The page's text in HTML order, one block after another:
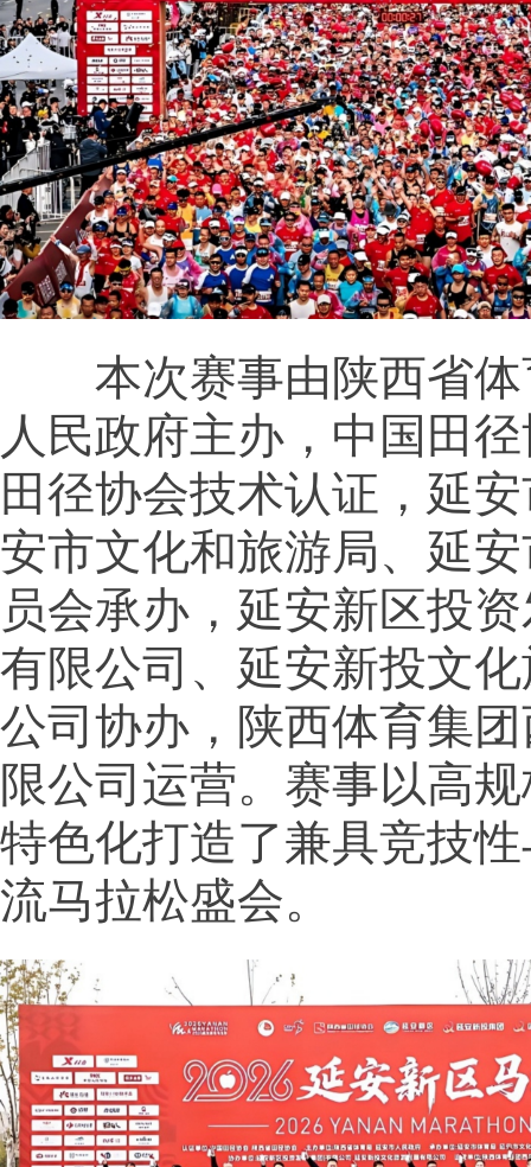
本次赛事由陕西省体
人民政府主办，中国田
田径协会技术认证，延
安市文化和旅游局、延
员会承办，延安新区投
有限公司、延安新投文
公司协办，陕西体育集
限公司运营。赛事以高
特色化打造了兼具竞技
流马拉松盛会。